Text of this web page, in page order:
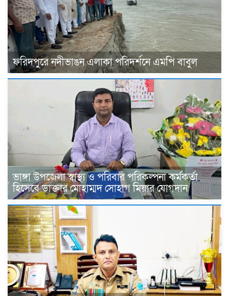
ফরিদপুরে নদীভাঙন এলাকা পরিদর্শনে এমপি বাবুল
ভাঙ্গা উপজেলা স্বাস্থ্য ও পরিবার পরিকল্পনা কর্মকর্তা
হিসেবে ডাক্তার মোহাম্মদ সোহাগ মিয়ার যোগদান